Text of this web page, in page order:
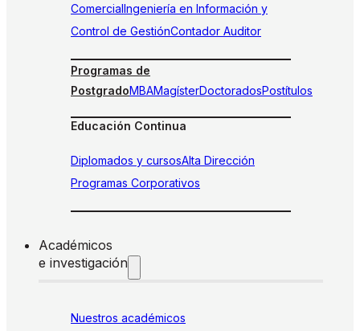
ComercialIngeniería en Información y
Control de GestiónContador Auditor
Programas de
PostgradoMBAMagísterDoctoradosPostítulos
Educación Continua
Diplomados y cursosAlta Dirección
Programas Corporativos
Académicos
e investigación
Nuestros académicos